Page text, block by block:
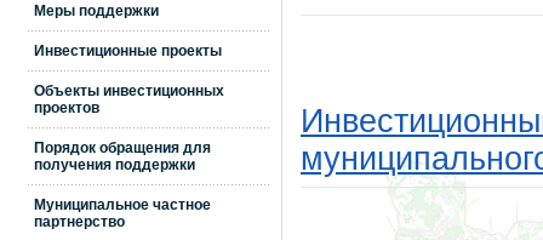
Меры поддержки
Инвестиционные проекты
Объекты инвестиционных
проектов
Порядок обращения для
получения поддержки
Муниципальное частное
партнерство